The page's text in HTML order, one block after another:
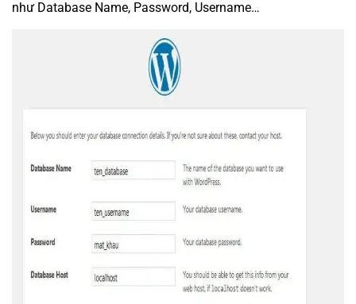
như Database Name, Password, Username…